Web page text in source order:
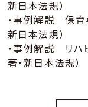
新日本法規）
・事例解説 保育
新日本法規）
・事例解説 リハ
著・新日本法規）